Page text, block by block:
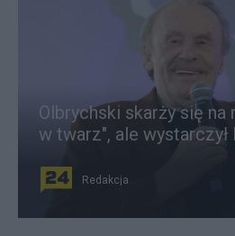
Olbrychski skarży się na
w twarz", ale wystarczył
Redakcja